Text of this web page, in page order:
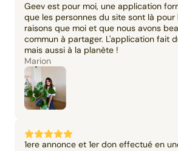
Geev est pour moi, une application
que les personnes du site sont là pour
raisons que moi et que nous avons
commun à partager. L'application fait
mais aussi à la planète !
Marion
1ere annonce et 1er don effectué en